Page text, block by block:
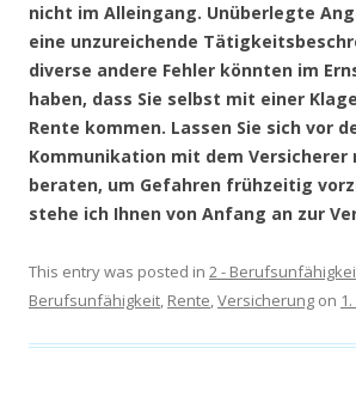
nicht im Alleingang. Unüberlegte
eine unzureichende
diverse andere Fehler könnten im
haben, dass Sie selbst mit einer
Rente kommen. Lassen Sie sich vor
Kommunikation mit dem Versicherer
beraten, um Gefahren frühzeitig
stehe ich Ihnen von Anfang an zur
This entry was posted in 2 -
Berufsunfähigkeit, Rente,Versicherung on